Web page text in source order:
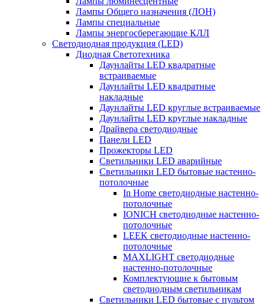
Лампы Общего назначения (ЛОН)
Лампы специальные
Лампы энергосберегающие КЛЛ
Светодиодная продукция (LED)
Диодная Светотехника
Даунлайты LED квадратные
встраиваемые
Даунлайты LED квадратные
накладные
Даунлайты LED круглые встраиваемые
Даунлайты LED круглые накладные
Драйвера светодиодные
Панели LED
Прожекторы LED
Светильники LED аварийные
Светильники LED бытовые настенно-
потолочные
In Home светодиодные настенно-
потолочные
IONICH светодиодные настенно-
потолочные
LEEK светодиодные настенно-
потолочные
MAXLIGHT светодиодные
настенно-потолочные
Комплектующие к бытовым
светодиодным светильникам
Светильники LED бытовые с пультом